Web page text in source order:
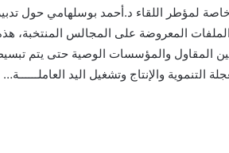
لمؤطر اللقاء د.أحمد بوسلهامي حول
المعروضة على المجالس المنتخبة،
بين المقاول والمؤسسات الوصية حتى يتم
التنموية والإنتاج وتشغيل اليد العاملــــــة…